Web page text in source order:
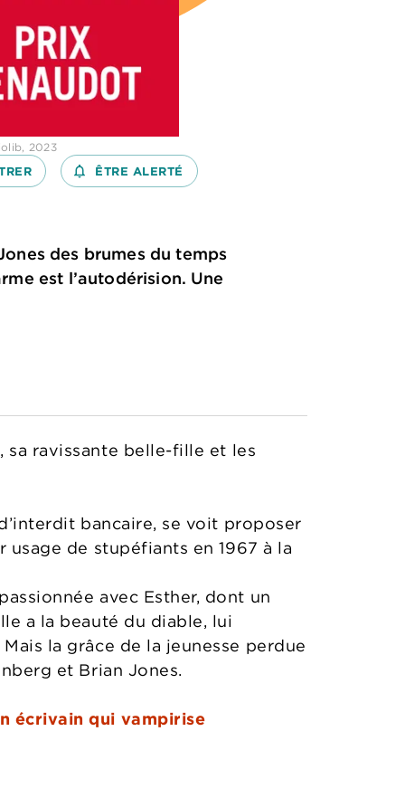
2023
notifications_none_outlined
ÊTRE ALERTÉ
des brumes du temps
est l’autodérision. Une
ravissante belle-fille et les
bancaire, se voit proposer
de stupéfiants en 1967 à la
avec Esther, dont un
a la beauté du diable, lui
la grâce de la jeunesse perdue
et Brian Jones.
écrivain qui vampirise